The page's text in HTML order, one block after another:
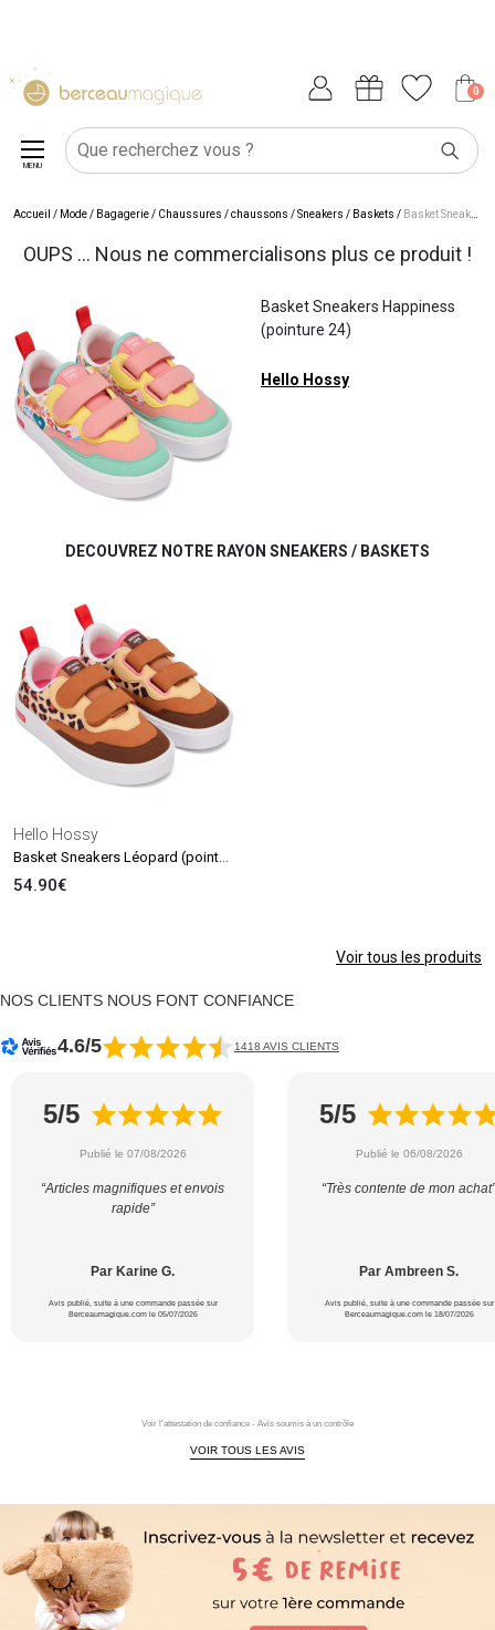
0
MENU
Accueil / Mode / Bagagerie/ Chaussures / chaussons /Sneakers / Baskets / Basket Sneakers Happiness (pointure 24)
OUPS ... Nous ne commercialisons plus ce produit !
Basket Sneakers Happiness
(pointure 24)
Hello Hossy
DECOUVREZ NOTRE RAYON SNEAKERS / BASKETS
Hello Hossy
54.90€
Voir tous les produits
NOS CLIENTS NOUS FONT CONFIANCE
4.6/5 1418 AVIS CLIENTS
5/5
Publié le 07/08/2026
“Articles magnifiques et envois
rapide”
Par Karine G.
Avis publié, suite à une commande passée sur
Berceaumagique.com le 05/07/2026
5/5
Publié le 06/08/2026
“Très contente de mon achat”
Par Ambreen S.
Avis publié, suite à une commande passée sur
Berceaumagique.com le 18/07/2026
Voir l'attestation de confiance - Avis soumis à un contrôle
VOIR TOUS LES AVIS